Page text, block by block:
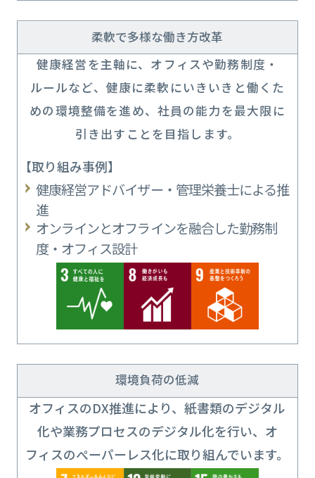
柔軟で多様な働き方改革
健康経営を主軸に、オフィスや勤務制度・
ルールなど、健康に柔軟にいきいきと働くた
めの環境整備を進め、社員の能力を最大限に
引き出すことを目指します。
【取り組み事例】
健康経営アドバイザー・管理栄養士による推
進
オンラインとオフラインを融合した勤務制
度・オフィス設計
環境負荷の低減
オフィスのDX推進により、紙書類のデジタル
化や業務プロセスのデジタル化を行い、オ
フィスのぺーパーレス化に取り組んでいます。